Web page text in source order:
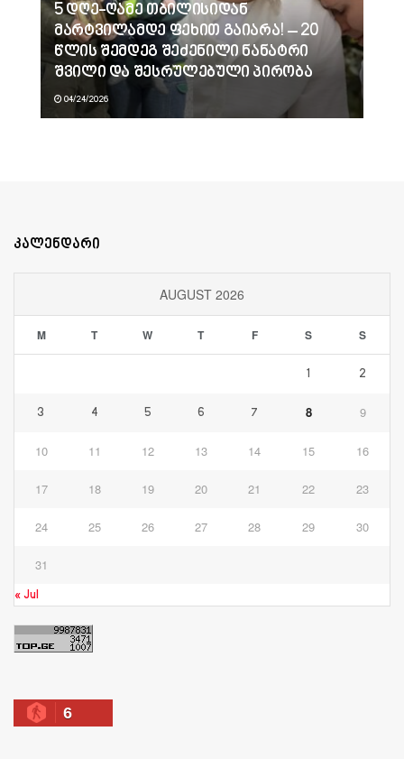
5 დღე-ღამე თბილისიდან
მარტვილამდე ფეხით გაიარა! – 20
წლის შემდეგ შეძენილი ნანატრი
შვილი და შესრულებული პირობა
04/24/2026
კალენდარი
AUGUST 2026
M T W T F S S
1 2
3 4 5 6 7 8 9
10 11 12 13 14 15 16
17 18 19 20 21 22 23
24 25 26 27 28 29 30
31
« Jul
6